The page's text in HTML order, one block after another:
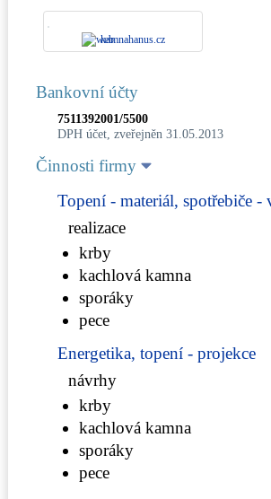
kamnahanus.cz
Bankovní účty
7511392001/5500
DPH účet, zveřejněn 31.05.2013
Činnosti firmy
Topení - materiál, spotřebiče -
realizace
krby
kachlová kamna
sporáky
pece
Energetika, topení - projekce
návrhy
krby
kachlová kamna
sporáky
pece